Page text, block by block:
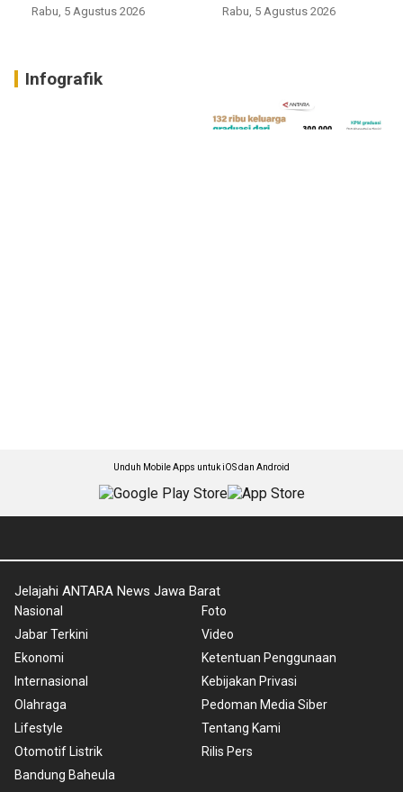
Rabu, 5 Agustus 2026 Rabu, 5 Agustus 2026
Infografik
Unduh Mobile Apps untuk iOS dan Android
Jelajahi ANTARA News Jawa Barat
Nasional
Jabar Terkini
Ekonomi
Internasional
Olahraga
Lifestyle
Otomotif Listrik
Bandung Baheula
Foto
Video
Ketentuan Penggunaan
Kebijakan Privasi
Pedoman Media Siber
Tentang Kami
Rilis Pers